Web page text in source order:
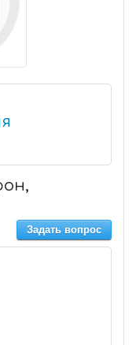
Задать вопрос